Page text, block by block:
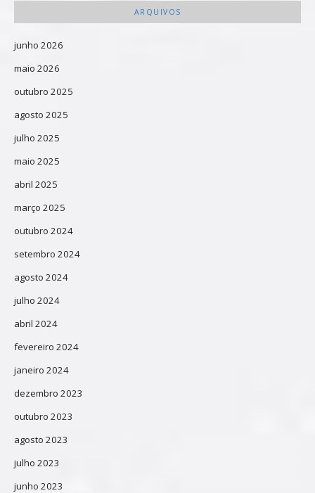
ARQUIVOS
junho 2026
maio 2026
outubro 2025
agosto 2025
julho 2025
maio 2025
abril 2025
março 2025
outubro 2024
setembro 2024
agosto 2024
julho 2024
abril 2024
fevereiro 2024
janeiro 2024
dezembro 2023
outubro 2023
agosto 2023
julho 2023
junho 2023